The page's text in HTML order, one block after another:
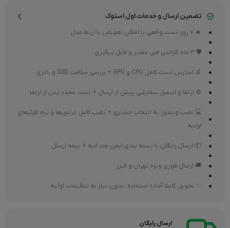
تضمین ارسال و خدمات اول استوک
🔥 7 روز تست واقعی با امکان تعویض یا ارتقا مدل
🛡 3 ماه گارانتی فنی معتبر و قابل پیگیری
🔬 استرس تست کامل CPU و GPU + بررسی سلامت SSD و باتری
⚙ ارتقا و اسمبل سفارشی پیش از ارسال + تست مجدد پس از ارتقا
💻 نصب ویندوز به انتخاب مشتری + نصب کامل درایورها و نرم افزارهای
اولیه
📦 ارسال رایگان با بسته بندی ایمن چند لایه + بیمه ارسال
🚚 ارسال فوری ویژه تهران و البرز
✨ تحویل کاملا آماده استفاده، بدون نیاز به تنظیمات اولیه
ارسال رایگان